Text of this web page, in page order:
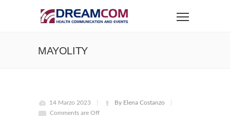
MAYOLITY
14 Marzo 2023
By Elena Costanzo
Comments are Off